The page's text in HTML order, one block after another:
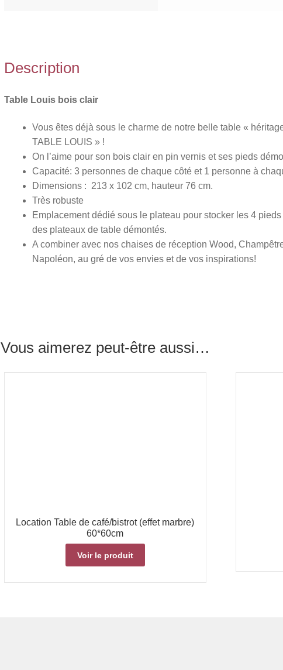
Description
Table Louis bois clair
Vous êtes déjà sous le charme de notre belle table «
TABLE LOUIS » !
On l’aime pour son bois clair en pin vernis et ses pieds
Capacité: 3 personnes de chaque côté et 1 personne à
Dimensions : 213 x 102 cm, hauteur 76 cm.
Très robuste
Emplacement dédié sous le plateau pour stocker les 4
des plateaux de table démontés.
A combiner avec nos chaises de réception Wood,
Napoléon, au gré de vos envies et de vos inspirations!
Vous aimerez peut-être aussi…
Location Table de café/bistrot (effet marbre)
60*60cm
Voir le produit